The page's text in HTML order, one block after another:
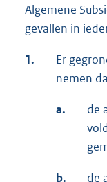
Algemene
gevallen in
1.
Er
nemen
a.
de
b.
de